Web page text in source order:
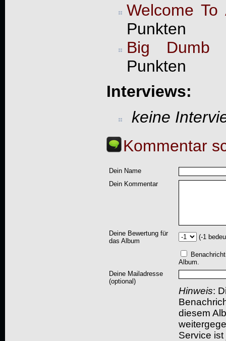
Welcome To
Punkten
Big Dumb
Punkten
Interviews:
keine
Kommentar
Dein Name
Dein Kommentar
Deine Bewertung für
das Album
(-1
Album.
Deine Mailadresse
(optional)
Hinweis:
diesem
Service